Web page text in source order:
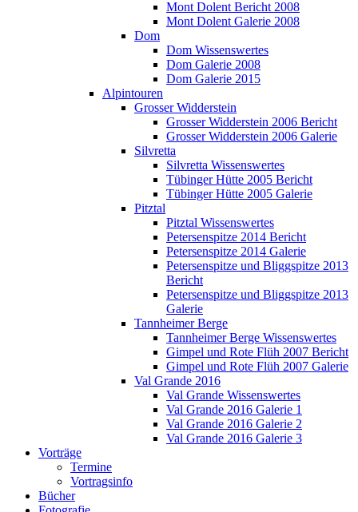
Mont Dolent Bericht 2008
Mont Dolent Galerie 2008
Dom
Dom Wissenswertes
Dom Galerie 2008
Dom Galerie 2015
Alpintouren
Grosser Widderstein
Grosser Widderstein 2006 Bericht
Grosser Widderstein 2006 Galerie
Silvretta
Silvretta Wissenswertes
Tübinger Hütte 2005 Bericht
Tübinger Hütte 2005 Galerie
Pitztal
Pitztal Wissenswertes
Petersenspitze 2014 Bericht
Petersenspitze 2014 Galerie
Petersenspitze und Bliggspitze 2013
Bericht
Petersenspitze und Bliggspitze 2013
Galerie
Tannheimer Berge
Tannheimer Berge Wissenswertes
Gimpel und Rote Flüh 2007 Bericht
Gimpel und Rote Flüh 2007 Galerie
Val Grande 2016
Val Grande Wissenswertes
Val Grande 2016 Galerie 1
Val Grande 2016 Galerie 2
Val Grande 2016 Galerie 3
Vorträge
Termine
Vortragsinfo
Bücher